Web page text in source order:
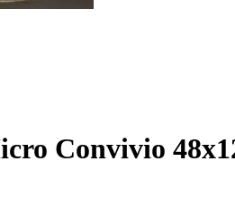
Convivio